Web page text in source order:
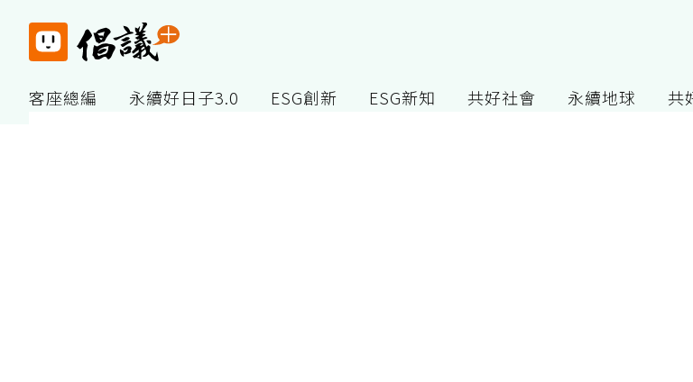
客座總編 永續好日子3.0 ESG創新 ESG新知 共好社會 永續地球 共